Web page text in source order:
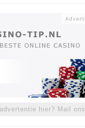
hier? Mail ons